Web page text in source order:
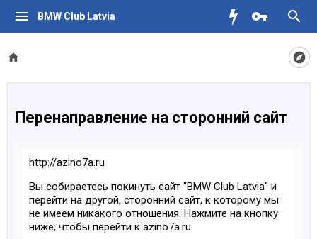
BMW Club Latvia
Перенаправление на сторонний сайт
http://azino7a.ru
Вы собираетесь покинуть сайт "BMW Club Latvia" и
перейти на другой, сторонний сайт, к которому мы
не имеем никакого отношения. Нажмите на кнопку
ниже, чтобы перейти к azino7a.ru.